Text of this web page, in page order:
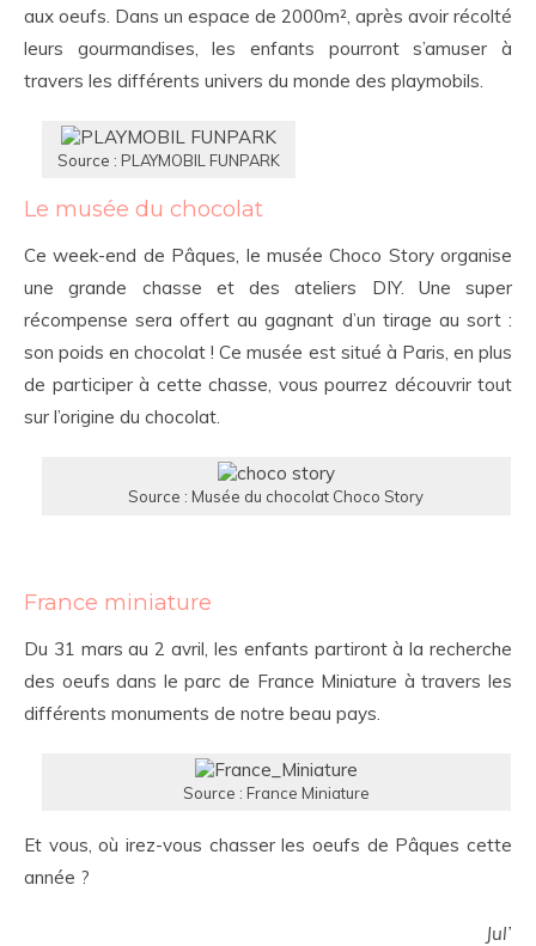
aux oeufs. Dans un espace de 2000m², après avoir récolté
leurs gourmandises, les enfants pourront s’amuser à
travers les différents univers du monde des playmobils.
Source : PLAYMOBIL FUNPARK
Le musée du chocolat
Ce week-end de Pâques, le musée Choco Story organise
une grande chasse et des ateliers DIY. Une super
récompense sera offert au gagnant d’un tirage au sort :
son poids en chocolat ! Ce musée est situé à Paris, en plus
de participer à cette chasse, vous pourrez découvrir tout
sur l’origine du chocolat.
Source : Musée du chocolat Choco Story
France miniature
Du 31 mars au 2 avril, les enfants partiront à la recherche
des oeufs dans le parc de France Miniature à travers les
différents monuments de notre beau pays.
Source : France Miniature
Et vous, où irez-vous chasser les oeufs de Pâques cette
année ?
Jul’